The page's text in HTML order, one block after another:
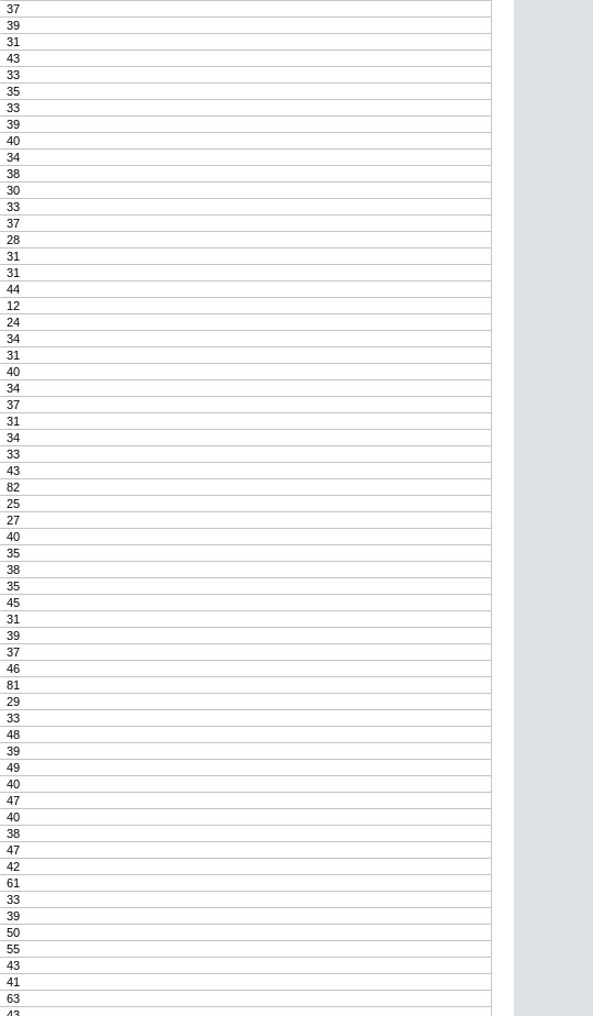
37
39
31
43
33
35
33
39
40
34
38
30
33
37
28
31
31
44
12
24
34
31
40
34
37
31
34
33
43
82
25
27
40
35
38
35
45
31
39
37
46
81
29
33
48
39
49
40
47
40
38
47
42
61
33
39
50
55
43
41
63